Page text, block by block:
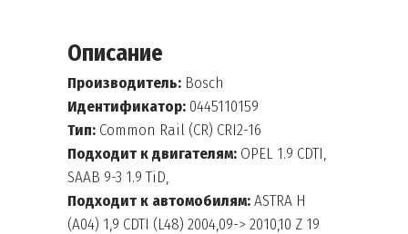
Описание
Производитель: Bosch
Идентификатор: 0445110159
Тип: Common Rail (CR) CRI2-16
Подходит к двигателям: OPEL 1.9 CDTI,
SAAB 9-3 1.9 TiD,
Подходит к автомобилям:ASTRA H
(A04) 1,9 CDTI (L48) 2004,09-> 2010,10 Z 19